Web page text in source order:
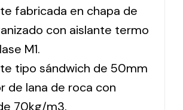
fabricada en chapa de
con aislante termo
M1.
tipo sándwich de 50mm
de lana de roca con
70kg/m3.